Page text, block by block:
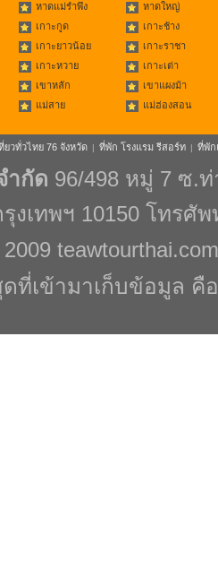
หาดแม่รำพึง
หาดใหญ่
เกาะกูด
เกาะช้าง
เกาะยาวน้อย
เกาะราชา
เกาะหวาย
เกาะเต่า
เขาหลัก
เขาแผงม้า
แม่สาย แม่ฮ่องสอน
ยวทั่วไทย 76 จังหวัด | ที่พัก โรงแรม รีสอร์ท | ที่พัก
ำกัด 96/498 หมู่ 7 ซ.
รุงเทพฯ 10150 โทรศั
teawtourthai.com
ที่เข้ามาเก็บข้อมูล คือ